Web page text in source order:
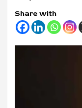
Share with